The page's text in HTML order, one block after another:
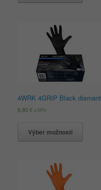
4WRK 4GRIP Black diamant
6,80€ s DPH
Výber možností